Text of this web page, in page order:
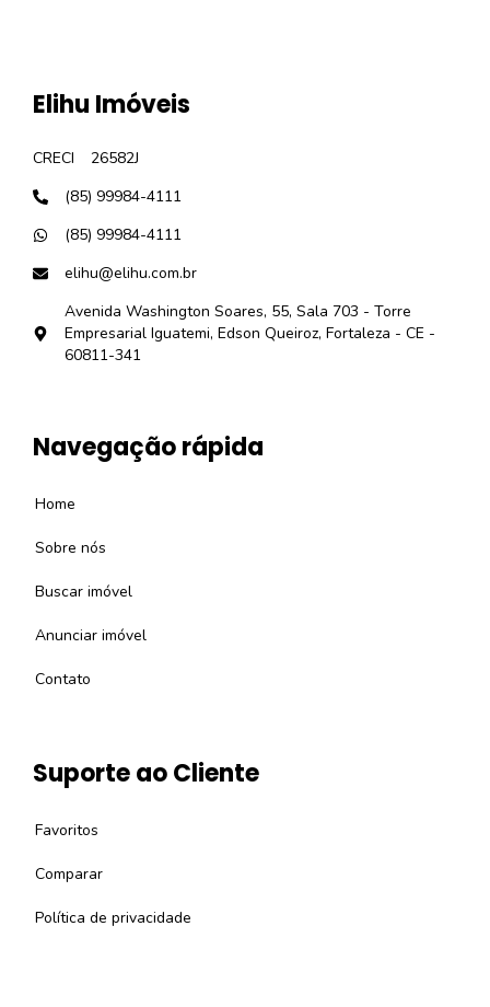
Elihu Imóveis
CRECI
26582J
(85) 99984-4111
(85) 99984-4111
elihu@elihu.com.br
Avenida Washington Soares, 55, Sala 703 - Torre
Empresarial Iguatemi, Edson Queiroz, Fortaleza - CE -
60811-341
Navegação rápida
Home
Sobre nós
Buscar imóvel
Anunciar imóvel
Contato
Suporte ao Cliente
Favoritos
Comparar
Política de privacidade